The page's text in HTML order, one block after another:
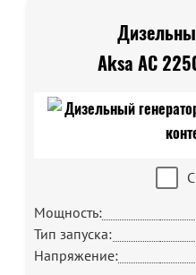
Aksa AC
Мощность:
Тип запуска:
Напряжение: